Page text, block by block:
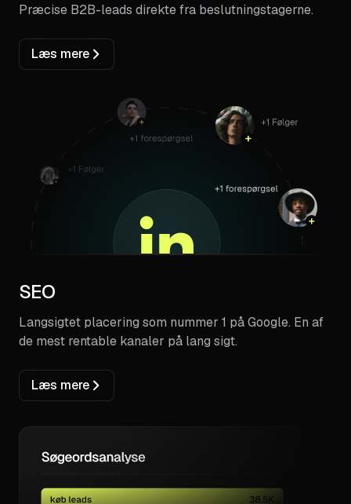
Præcise B2B-leads direkte fra beslutningstagerne.
Læs mere
SEO
Langsigtet placering som nummer 1 på Google. En af
de mest rentable kanaler på lang sigt.
Læs mere